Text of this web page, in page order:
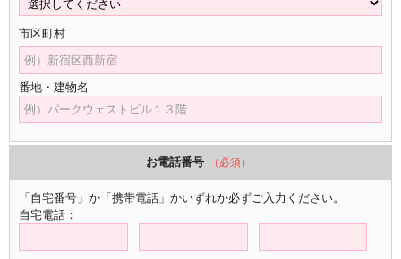
市区町村
番地・建物名
お電話番号 （必須）
「自宅番号」か「携帯電話」かいずれか必ずご入力ください。
自宅電話：
-
-